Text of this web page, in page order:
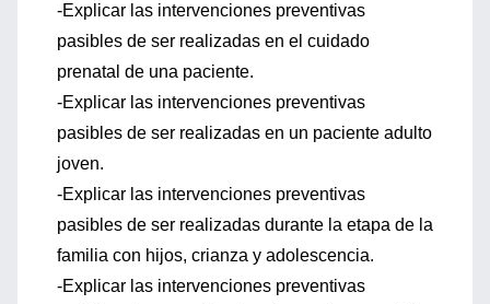
-Explicar las intervenciones preventivas
pasibles de ser realizadas en el cuidado
prenatal de una paciente.
-Explicar las intervenciones preventivas
pasibles de ser realizadas en un paciente adulto
joven.
-Explicar las intervenciones preventivas
pasibles de ser realizadas durante la etapa de la
familia con hijos, crianza y adolescencia.
-Explicar las intervenciones preventivas